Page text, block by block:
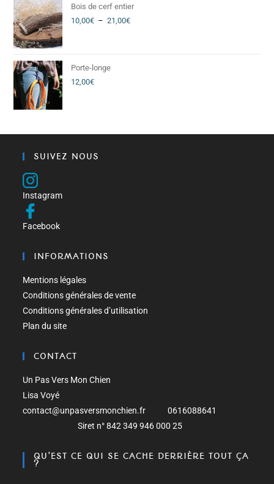
Bois de cerf entier
10,00€ – 21,00€
Porte-longe
12,00€
SUIVEZ NOUS
Instagram
Facebook
INFORMATIONS
Mentions légales
Conditions générales de vente
Conditions générales d’utilisation
Plan du site
CONTACT
Un Pas Vers Mon Chien
Lisa Voyé
contact@unpasversmonchien.fr 0616088641
Siret n° 842 349 946 000 25
QU’EST CE QUI SE CACHE DERRIÈRE TOUT ÇA
?